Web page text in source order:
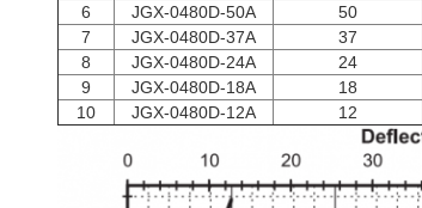
6
JGX-0480D-50A 50
7
JGX-0480D-37A 37
8
JGX-0480D-24A 24
9
JGX-0480D-18A 18
10
JGX-0480D-12A 12